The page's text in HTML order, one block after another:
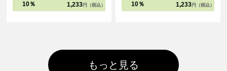
10％ 1,233 円（税込） 10％ 1,233 円（税込）
もっと見る